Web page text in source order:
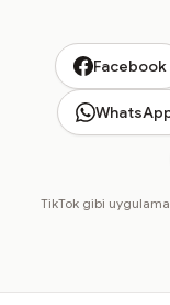
Facebook
TikTok gibi